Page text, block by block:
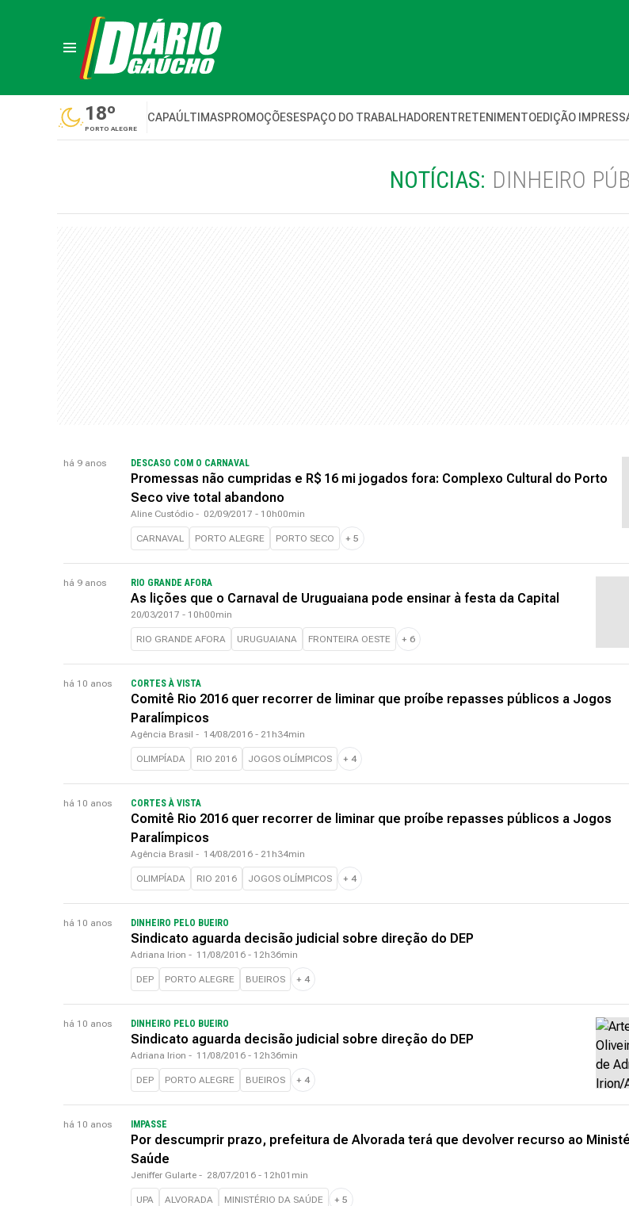
18º
PORTO ALEGRE
CAPAÚLTIMASPROMOÇÕESESPAÇO DO TRABALHADORENTRETENIMENTOEDIÇÃO
NOTÍCIAS: DINHEIRO
há 9 anos DESCASO COM O CARNAVAL
Promessas não cumpridas e R$ 16 mi jogados fora: Complexo Cultural do Porto
Seco vive total abandono
Aline Custódio - 02/09/2017 - 10h00min
CARNAVAL PORTO ALEGRE PORTO SECO + 5
há 9 anos RIO GRANDE AFORA
As lições que o Carnaval de Uruguaiana pode ensinar à festa da Capital
20/03/2017 - 10h00min
RIO GRANDE AFORA URUGUAIANA FRONTEIRA OESTE + 6
há 10 anos CORTES À VISTA
Comitê Rio 2016 quer recorrer de liminar que proíbe repasses públicos a Jogos
Paralímpicos
Agência Brasil - 14/08/2016 - 21h34min
OLIMPÍADA RIO 2016 JOGOS OLÍMPICOS + 4
há 10 anos CORTES À VISTA
Comitê Rio 2016 quer recorrer de liminar que proíbe repasses públicos a Jogos
Paralímpicos
Agência Brasil - 14/08/2016 - 21h34min
OLIMPÍADA RIO 2016 JOGOS OLÍMPICOS + 4
há 10 anos DINHEIRO PELO BUEIRO
Sindicato aguarda decisão judicial sobre direção do DEP
Adriana Irion - 11/08/2016 - 12h36min
DEP PORTO ALEGRE BUEIROS + 4
há 10 anos DINHEIRO PELO BUEIRO
Sindicato aguarda decisão judicial sobre direção do DEP
Adriana Irion - 11/08/2016 - 12h36min
DEP PORTO ALEGRE BUEIROS + 4
há 10 anos IMPASSE
Por descumprir prazo, prefeitura de Alvorada terá que devolver recurso ao
Saúde
Jeniffer Gularte - 28/07/2016 - 12h01min
UPA ALVORADA MINISTÉRIO DA SAÚDE + 5